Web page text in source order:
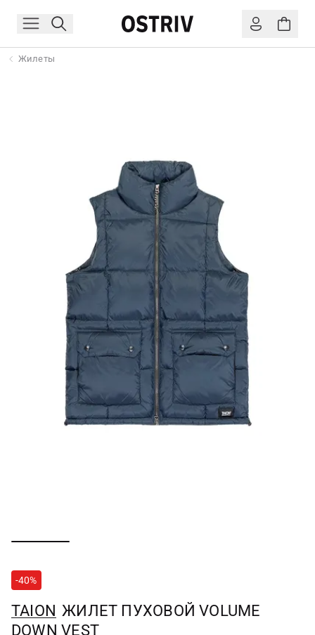
Жилеты
-40%
TAION ЖИЛЕТ ПУХОВОЙ VOLUME
DOWN VEST